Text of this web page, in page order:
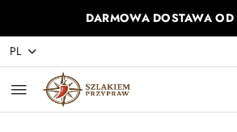
Przejdź do treści głównej
Przejdź do wyszukiwarki
Przejdź do moje konto
Przejdź do menu głównego
Przejdź do stopkiDARMOWA DOSTAWA
PL